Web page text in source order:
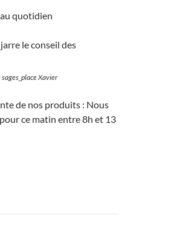
quotidien
Xavier
de nos produits : Nous
ce matin entre 8h et 13